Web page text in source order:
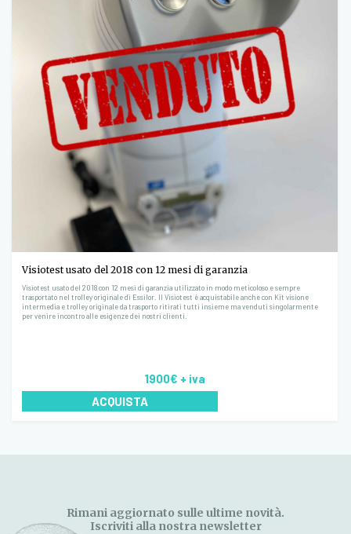
Visiotest usato del 2018 con 12 mesi di garanzia
Visiotest usato del 2018 con 12 mesi di garanzia utilizzato in modo meticoloso e sempre
trasportato nel trolley originale di Essilor. Il Visiotest è acquistabile anche con Kit visione
intermedia e trolley originale da trasporto ritirati tutti insieme ma venduti singolarmente
per venire incontro alle esigenze dei nostri clienti.
1900€ + iva
ACQUISTA
Rimani aggiornato sulle ultime novità.
Iscriviti alla nostra newsletter